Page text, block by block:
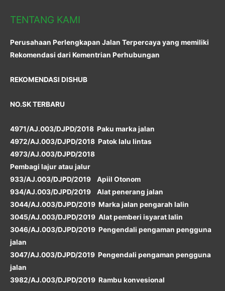
TENTANG KAMI
Perusahaan Perlengkapan Jalan Terpercaya yang memiliki
Rekomendasi dari Kementrian Perhubungan
REKOMENDASI DISHUB
NO.SK TERBARU
4971/AJ.003/DJPD/2018 Paku marka jalan
4972/AJ.003/DJPD/2018 Patok lalu lintas
4973/AJ.003/DJPD/2018
Pembagi lajur atau jalur
933/AJ.003/DJPD/2019 Apiil Otonom
934/AJ.003/DJPD/2019 Alat penerang jalan
3044/AJ.003/DJPD/2019 Marka jalan pengarah lalin
3045/AJ.003/DJPD/2019 Alat pemberi isyarat lalin
3046/AJ.003/DJPD/2019 Pengendali pengaman pengguna
jalan
3047/AJ.003/DJPD/2019 Pengendali pengaman pengguna
jalan
3982/AJ.003/DJPD/2019 Rambu konvesional